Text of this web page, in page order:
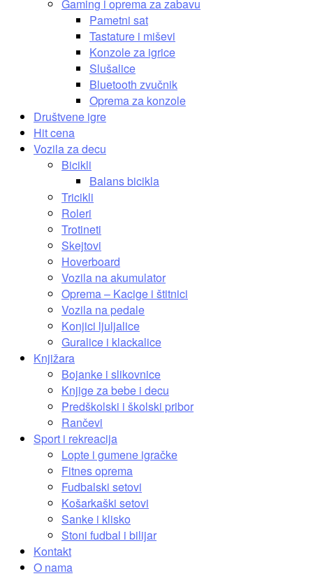
Gaming i oprema za zabavu
Pametni sat
Tastature i miševi
Konzole za igrice
Slušalice
Bluetooth zvučnik
Oprema za konzole
Društvene igre
Hit cena
Vozila za decu
Bicikli
Balans bicikla
Tricikli
Roleri
Trotineti
Skejtovi
Hoverboard
Vozila na akumulator
Oprema – Kacige i štitnici
Vozila na pedale
Konjici ljuljalice
Guralice i klackalice
Knjižara
Bojanke i slikovnice
Knjige za bebe i decu
Predškolski i školski pribor
Rančevi
Sport i rekreacija
Lopte i gumene igračke
Fitnes oprema
Fudbalski setovi
Košarkaški setovi
Sanke i klisko
Stoni fudbal i bilijar
Kontakt
O nama